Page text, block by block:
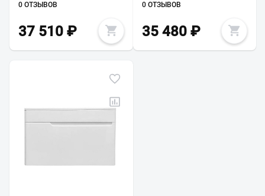
0 ОТЗЫВОВ
37 510 ₽
0 ОТЗЫВОВ
35 480₽